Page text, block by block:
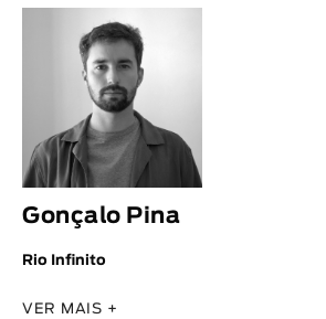
Gonçalo Pina
Rio Infinito
VER MAIS +